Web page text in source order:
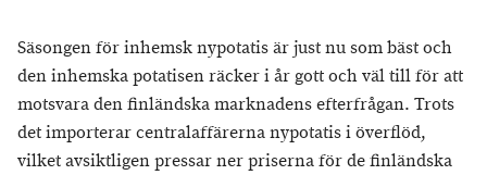
Säsongen för inhemsk nypotatis är just nu som bäst och
den inhemska potatisen räcker i år gott och väl till för att
motsvara den finländska marknadens efterfrågan. Trots
det importerar centralaffärerna nypotatis i överflöd,
vilket avsiktligen pressar ner priserna för de finländska